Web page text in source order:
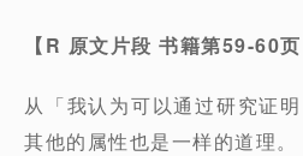
【R 原文片段 书籍第59-60页
从「我认为可以通过研究
其他的属性也是一样的道理。